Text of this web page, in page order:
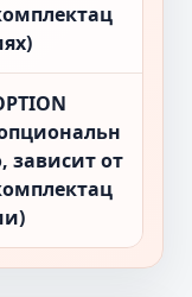
зависит от